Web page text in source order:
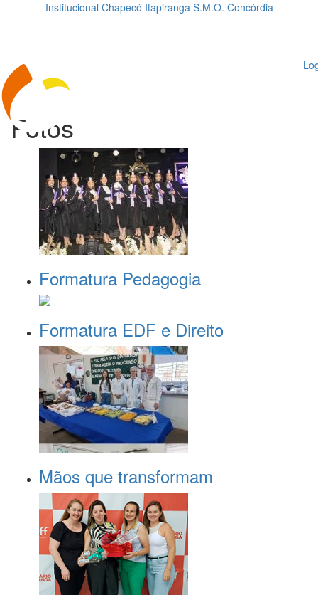
Institucional Chapecó Itapiranga S.M.O. Concórdia
Fotos
Formatura Pedagogia
Formatura EDF e Direito
Mãos que transformam